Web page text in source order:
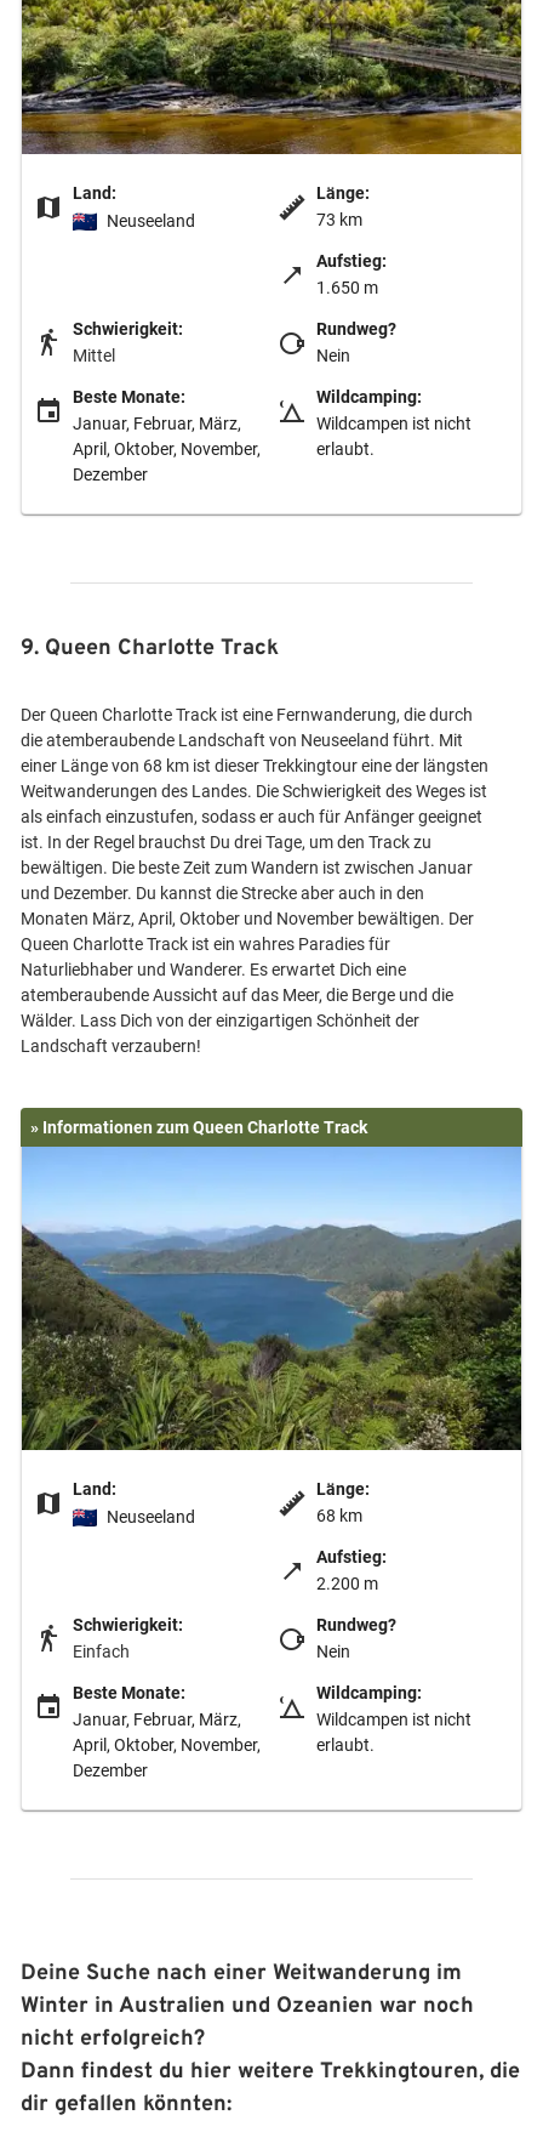
Land:
Neuseeland
Länge:
73 km
Aufstieg:
1.650 m
Schwierigkeit:
Mittel
Rundweg?
Nein
Beste Monate:
Januar, Februar, März,
April, Oktober, November,
Dezember
Wildcamping:
Wildcampen ist nicht
erlaubt.
9. Queen Charlotte Track
Der Queen Charlotte Track ist eine Fernwanderung, die durch
die atemberaubende Landschaft von Neuseeland führt. Mit
einer Länge von 68 km ist dieser Trekkingtour eine der längsten
Weitwanderungen des Landes. Die Schwierigkeit des Weges ist
als einfach einzustufen, sodass er auch für Anfänger geeignet
ist. In der Regel brauchst Du drei Tage, um den Track zu
bewältigen. Die beste Zeit zum Wandern ist zwischen Januar
und Dezember. Du kannst die Strecke aber auch in den
Monaten März, April, Oktober und November bewältigen. Der
Queen Charlotte Track ist ein wahres Paradies für
Naturliebhaber und Wanderer. Es erwartet Dich eine
atemberaubende Aussicht auf das Meer, die Berge und die
Wälder. Lass Dich von der einzigartigen Schönheit der
» Informationen zum Queen Charlotte Track
Land:
Neuseeland
Länge:
68 km
Aufstieg:
2.200 m
Schwierigkeit:
Einfach
Rundweg?
Nein
Beste Monate:
Januar, Februar, März,
April, Oktober, November,
Dezember
Wildcamping:
Wildcampen ist nicht
erlaubt.
Deine Suche nach einer Weitwanderung im
Winter in Australien und Ozeanien war noch
nicht erfolgreich?
Dann findest du hier weitere Trekkingtouren, die
dir gefallen könnten: